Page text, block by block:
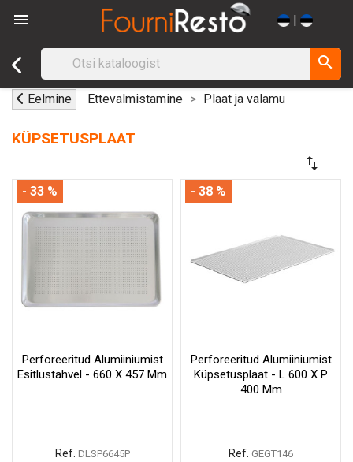
 |
search
Eelmine Ettevalmistamine Plaat ja valamu
KÜPSETUSPLAAT
swap_vert
Perforeeritud Alumiiniumist
Esitlustahvel - 660 X 457 Mm
Ref. DLSP6645P
- 33 %
Perforeeritud Alumiiniumist
Küpsetusplaat - L 600 X P
400 Mm
Ref. GEGT146
- 38 %